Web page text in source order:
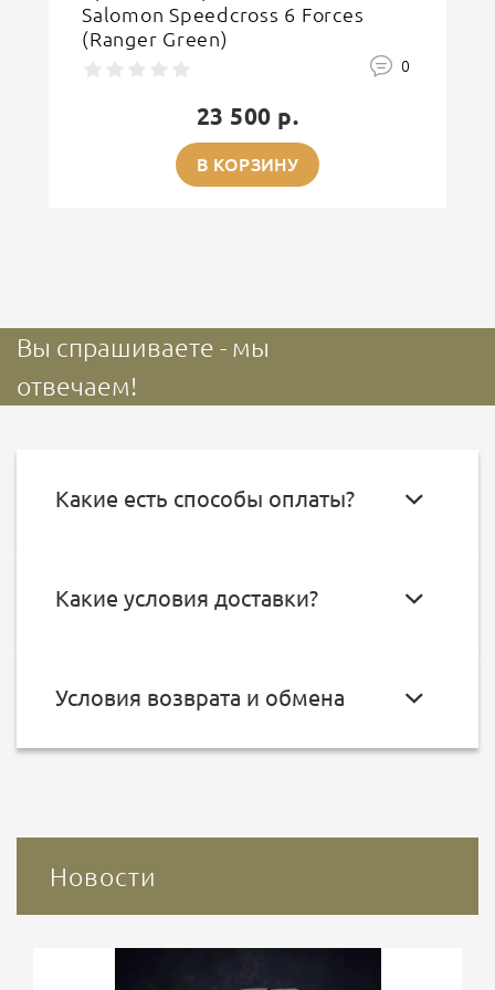
Salomon Speedcross 6 Forces
(Ranger Green)
0
23 500 р.
В КОРЗИНУ
Вы спрашиваете - мы
отвечаем!
Какие есть способы оплаты?
Какие условия доставки?
Условия возврата и обмена
Новости